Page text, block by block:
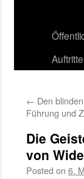
content
Auftritte
← Den
Führung und
Die
von
Posted on 6.